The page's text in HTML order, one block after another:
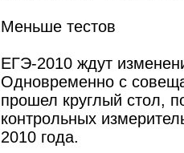
Меньше тестов
ЕГЭ-2010 ждут
Одновременно с
прошел круглый стол,
контрольных
2010 года.